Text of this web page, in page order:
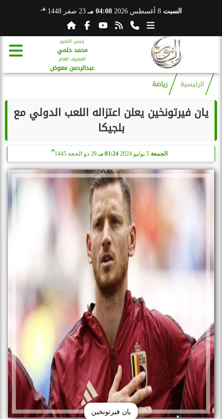
السبت 8 أغسطس 2026 04:08 مـ 23 صفر 1448 هـ
رئيس التحرير
محمد حلمي
المشرف العام
عبدالرحمن معوض
الرئيسية رياضة
يان فيرتونخين يعلن اعتزاله اللعب الدولي مع
بلجيكا
الجمعة 03:24 مـ 28 ذو الحجة 1445
هـ
يان فيرتونخين